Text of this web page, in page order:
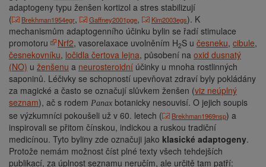
adaptogeny typu ženšen kortizol a stres stabilizují
(
Brekhman1954egr, Gaffney2001pge, Kim2003egs). K
mechanismům adaptogenního účinku bylin se řadí stimulace
promotoru
Nrf2, vasorelaxace uvolněním H2S u česneku, cibule,
česnekovníku, ločidla čertova lejna, působení na oxid dusnatý
(NO) u ženšenu a neurosteroidní účinky u mnoha rostlinných
saponinů. Léčivky se schopností upevňovat zdraví byly pokládány
za magické a často se označují slůvkem ženšen (viz neúplný
seznam), ač s rodem Panax botanicky nesouvisí. O jejich soupis
se výzkumníci pokoušeli už v 60. letech (
Brekhman1969nsp) a
inspirovali se přitom čínskou, indickou a ruskou tradiční
medicínou. Tyto byliny zde označuji jako klasické adaptogeny.
Protože nemám možnost číst plné texty všech tehdejších
publikací, za úplnost seznamu neručím, ale určitě tam patří: